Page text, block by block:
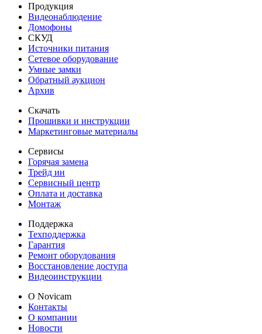
Продукция
Видеонаблюдение
Домофоны
СКУД
Источники питания
Сетевое оборудование
Умные замки
Обратный аукцион
Архив
Скачать
Прошивки и инструкции
Маркетинговые материалы
Сервисы
Горячая замена
Трейд ин
Сервисный центр
Оплата и доставка
Монтаж
Поддержка
Техподдержка
Гарантия
Ремонт оборудования
Восстановление доступа
Видеоинструкции
О Novicam
Контакты
О компании
Новости